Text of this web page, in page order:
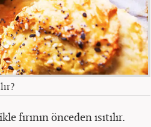
fırının önceden ısıtılır.